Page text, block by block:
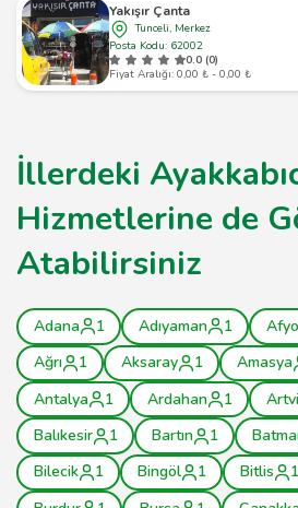
Yakışır Çanta
Tunceli, Merkez
Posta Kodu: 62002
0.0 (0)
Fiyat Aralığı: 0,00 ₺ - 0,00 ₺
İllerdeki
Hizmetlerine de
Atabilirsiniz
Adana 1 Adıyaman 1
Ağrı
1 Aksaray 1 Amasya
Antalya
1 Ardahan 1
Balıkesir
1 Bartın 1
Bilecik
1 Bingöl 1 Bitlis 1